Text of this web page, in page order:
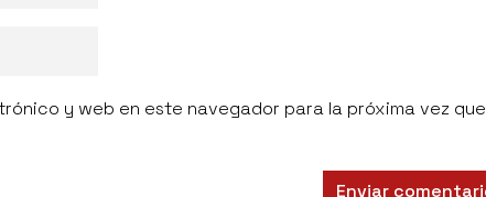
y web en este navegador para la próxima vez que